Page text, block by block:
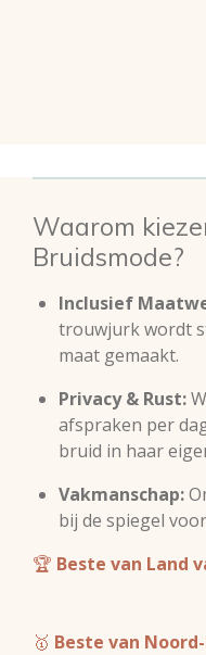
Waarom
Bruidsmode?
Inclusief
trouwjurk wordt
maat gemaakt.
Privacy & Rust:
afspraken per
bruid in haar
Vakmanschap:
bij de spiegel
🏆 Beste van Land
🥇 Beste van